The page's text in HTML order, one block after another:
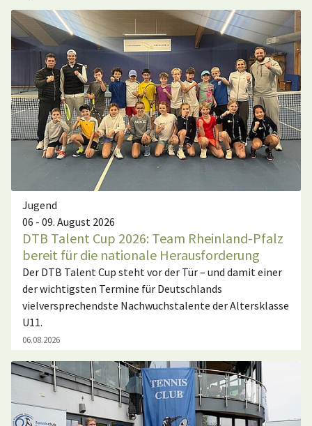
Jugend
06 - 09. August 2026
DTB Talent Cup 2026: Team Rheinland-Pfalz
bereit für die nationale Herausforderung
Der DTB Talent Cup steht vor der Tür – und damit einer
der wichtigsten Termine für Deutschlands
vielversprechendste Nachwuchstalente der Altersklasse
U11.
06.08.2026